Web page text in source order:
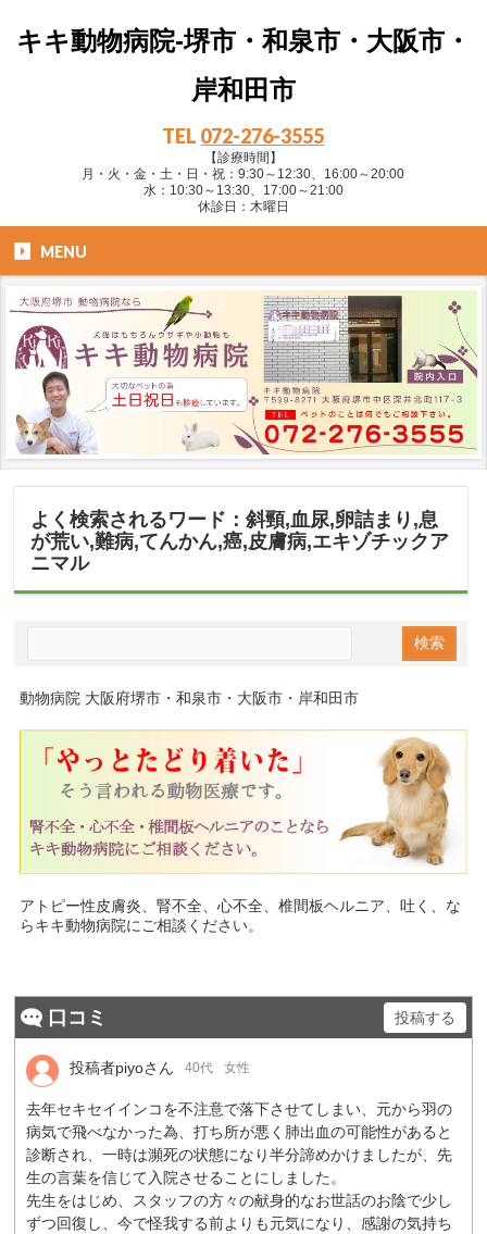
キキ動物病院-堺市・和泉市・大阪市・
岸和田市
TEL 072-276-3555
【診療時間】
月・火・金・土・日・祝：9:30～12:30、16:00～20:00
水：10:30～13:30、17:00～21:00
休診日：木曜日
MENU
よく検索されるワード：斜頸,血尿,卵詰まり,息
が荒い,難病,てんかん,癌,皮膚病,エキゾチックア
ニマル
動物病院 大阪府堺市・和泉市・大阪市・岸和田市
アトピー性皮膚炎、腎不全、心不全、椎間板ヘルニア、吐く、な
らキキ動物病院にご相談ください。
口コミ 投稿する
投稿者piyoさん 40代 女性
去年セキセイインコを不注意で落下させてしまい、元から羽の
病気で飛べなかった為、打ち所が悪く肺出血の可能性があると
診断され、一時は瀕死の状態になり半分諦めかけましたが、先
生の言葉を信じて入院させることにしました。
先生をはじめ、スタッフの方々の献身的なお世話のお陰で少し
ずつ回復し、今で怪我する前よりも元気になり、感謝の気持ち